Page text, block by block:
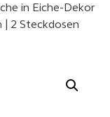
in Eiche-Dekor
| 2 Steckdosen